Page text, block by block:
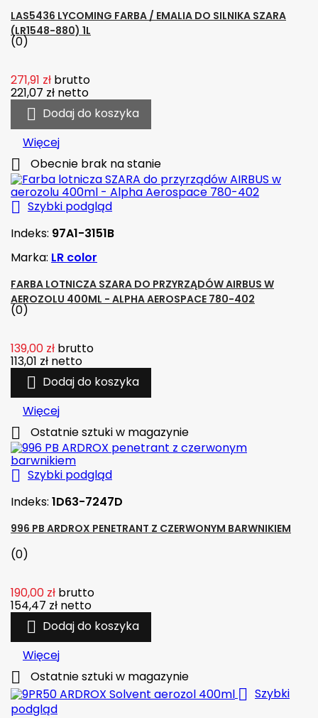
LAS5436 LYCOMING FARBA / EMALIA DO SILNIKA SZARA
(LR1548-880) 1L
(0)
271,91 zł brutto
221,07 zł netto
 Dodaj do koszyka
Więcej
 Obecnie brak na stanie
 Szybki podgląd
Indeks: 97A1-3151B
Marka: LR color
FARBA LOTNICZA SZARA DO PRZYRZĄDÓW AIRBUS W
AEROZOLU 400ML - ALPHA AEROSPACE 780-402
(0)
139,00 zł brutto
113,01 zł netto
 Dodaj do koszyka
Więcej
 Ostatnie sztuki w magazynie
 Szybki podgląd
Indeks: 1D63-7247D
996 PB ARDROX PENETRANT Z CZERWONYM BARWNIKIEM
(0)
190,00 zł brutto
154,47 zł netto
 Dodaj do koszyka
Więcej
 Ostatnie sztuki w magazynie
 Szybki
podgląd